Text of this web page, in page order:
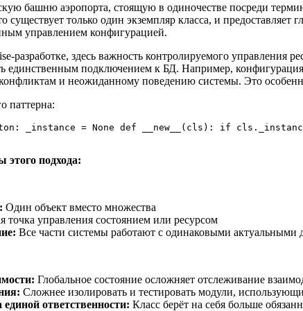
башню аэропорта, стоящую в одиночестве посреди
существует только один экземпляр класса, и
управлением конфигурацией.
разработке, здесь важность контролируемого управления
единственным подключением к БД. Например,
и неожиданному поведению системы. Это
паттерна:
_instance = None def __new__(cls): if
подхода:
Один объект вместо множества
точка управления состоянием или ресурсом
Все части системы работают с одинаковыми актуальными
Глобальное состояние осложняет отслеживание
Сложнее изолировать и тестировать модули,
ответственности: Класс берёт на себя больше